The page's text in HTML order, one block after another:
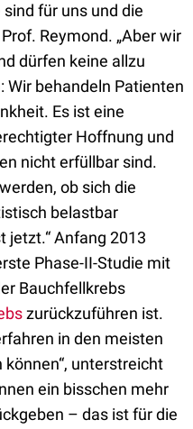
sind für uns und die
Reymond. „Aber wir
dürfen keine allzu
behandeln Patienten
Es ist eine
Hoffnung und
nicht erfüllbar sind.
ob sich die
belastbar
jetzt.“ Anfang 2013
Phase-II-Studie mit
Bauchfellkrebs
zurückzuführen ist.
in den meisten
können“, unterstreicht
ein bisschen mehr
– das ist für die